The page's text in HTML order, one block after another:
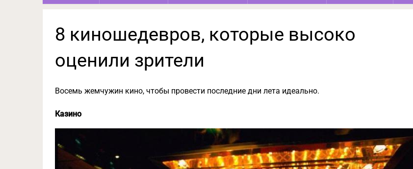
8 киношедевров, которые высоко
оценили зрители
Восемь жемчужин кино, чтобы провести последние дни лета идеально.
Казино